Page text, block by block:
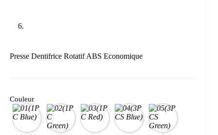
Presse Dentifrice Rotatif ABS Economique
Couleur